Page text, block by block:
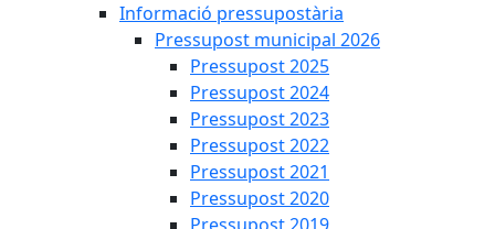
Informació pressupostària
Pressupost municipal 2026
Pressupost 2025
Pressupost 2024
Pressupost 2023
Pressupost 2022
Pressupost 2021
Pressupost 2020